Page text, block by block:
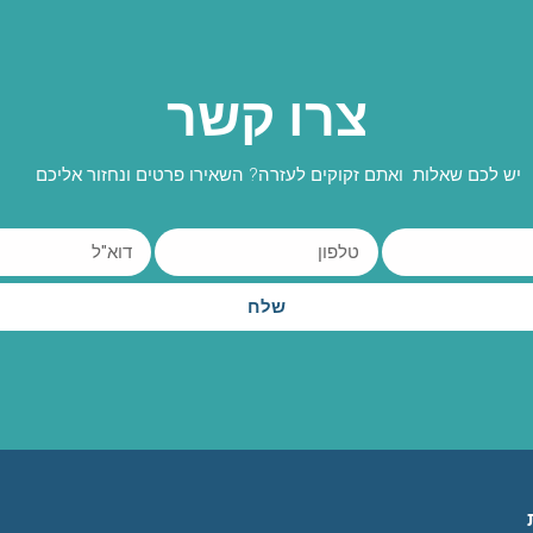
צרו קשר
יש לכם שאלות ואתם זקוקים לעזרה? השאירו פרטים ונחזור אליכם
שלח